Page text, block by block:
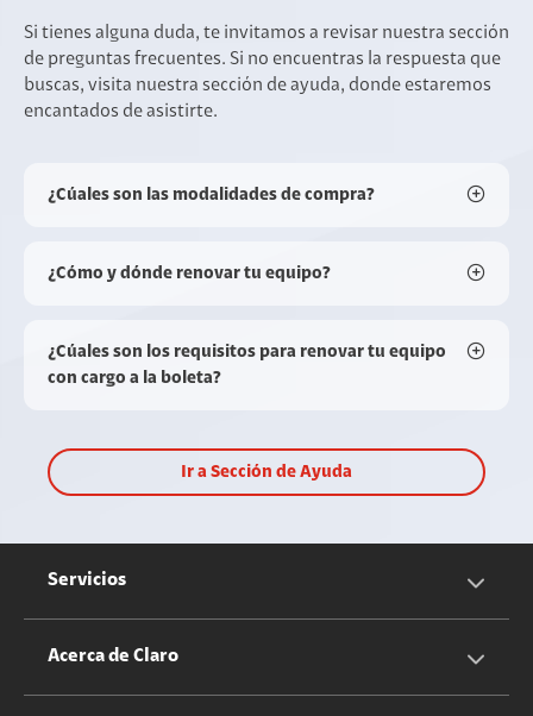
Si tienes alguna duda, te invitamos a revisar nuestra sección
de preguntas frecuentes. Si no encuentras la respuesta que
buscas, visita nuestra sección de ayuda, donde estaremos
encantados de asistirte.
¿Cúales son las modalidades de compra?
¿Cómo y dónde renovar tu equipo?
¿Cúales son los requisitos para renovar tu equipo
con cargo a la boleta?
Ir a Sección de Ayuda
Servicios
Servicios Móviles
Acerca de Claro